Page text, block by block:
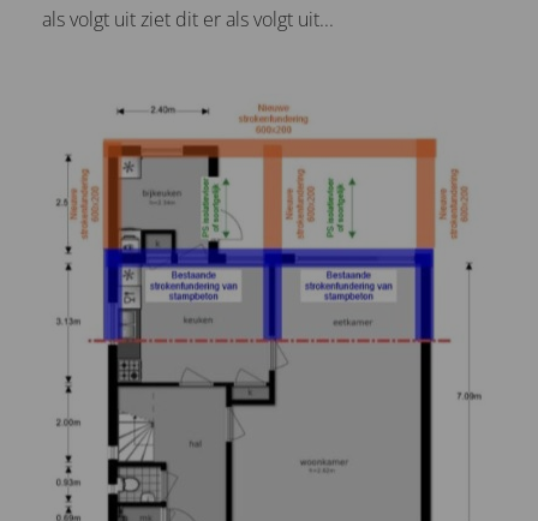
als volgt uit ziet dit er als volgt uit...